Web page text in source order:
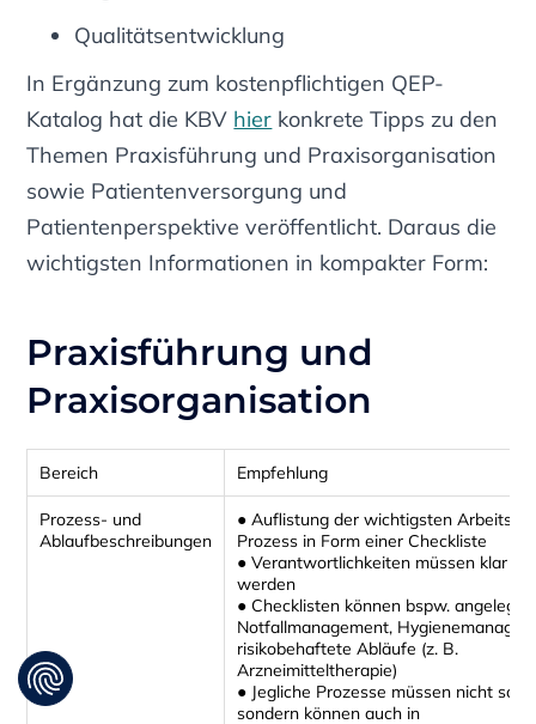
Qualitätsentwicklung
In Ergänzung zum kostenpflichtigen QEP-
Katalog hat die KBV hier konkrete Tipps zu den
Themen Praxisführung und Praxisorganisation
sowie Patientenversorgung und
Patientenperspektive veröffentlicht. Daraus die
wichtigsten Informationen in kompakter Form:
Praxisführung und
Praxisorganisation
Bereich Empfehlung
Prozess- und
Ablaufbeschreibungen
● Auflistung der wichtigsten
Prozess in Form einer Checkliste
● Verantwortlichkeiten müssen klar
werden
● Checklisten können bspw. angelegt
Notfallmanagement,
risikobehaftete Abläufe (z. B.
Arzneimitteltherapie)
● Jegliche Prozesse müssen nicht
sondern können auch in